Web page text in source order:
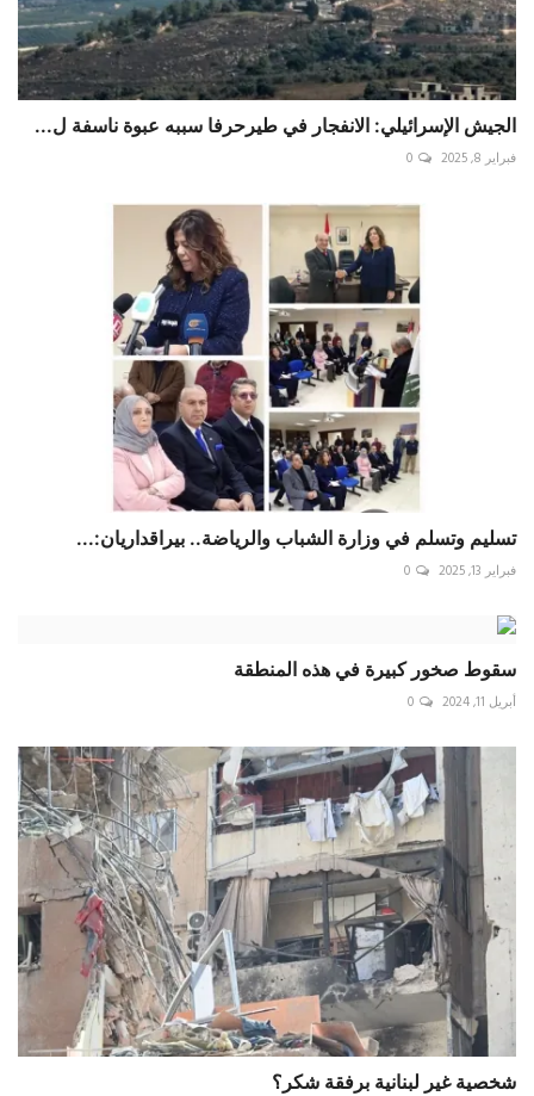
الجيش الإسرائيلي: الانفجار في طيرحرفا سببه عبوة ناسفة ل...
فبراير 8, 2025 0
تسليم وتسلم في وزارة الشباب والرياضة.. ⁧‫بيراقداريان‬⁩:...
فبراير 13, 2025 0
سقوط صخور كبيرة في هذه المنطقة
أبريل 11, 2024 0
شخصية غير لبنانية برفقة شكر؟